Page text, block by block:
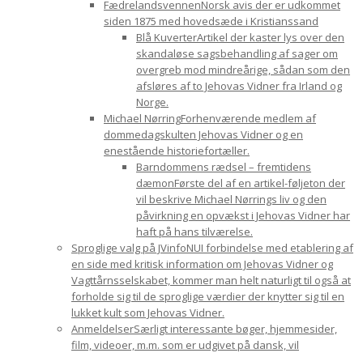
FædrelandsvennenNorsk avis der er udkommet
siden 1875 med hovedsæde i Kristianssand
Blå KuverterArtikel der kaster lys over den
skandaløse sagsbehandling af sager om
overgreb mod mindreårige, sådan som den
afsløres af to Jehovas Vidner fra Irland og
Norge.
Michael NørringForhenværende medlem af
dommedagskulten Jehovas Vidner og en
enestående historiefortæller.
Barndommens rædsel – fremtidens
dæmonFørste del af en artikel-føljeton der
vil beskrive Michael Nørrings liv og den
påvirkning en opvækst i Jehovas Vidner har
haft på hans tilværelse.
Sproglige valg på JVinfoNUI forbindelse med etablering af
en side med kritisk information om Jehovas Vidner og
Vagttårnsselskabet, kommer man helt naturligt til også at
forholde sig til de sproglige værdier der knytter sig til en
lukket kult som Jehovas Vidner.
AnmeldelserSærligt interessante bøger, hjemmesider,
film, videoer, m.m. som er udgivet på dansk, vil